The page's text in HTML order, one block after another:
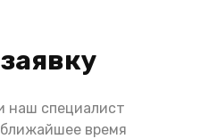
наш специалист
время